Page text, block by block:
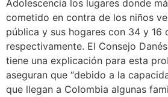
Adolescencia los lugares donde
cometido en contra de los niños
pública y sus hogares con 34 y 16
respectivamente. El Consejo
tiene una explicación para esta
aseguran que “debido a la
que llegan a Colombia algunas